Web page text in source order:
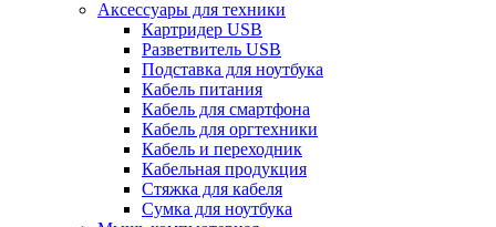
Аксессуары для техники
Картридер USB
Разветвитель USB
Подставка для ноутбука
Кабель питания
Кабель для смартфона
Кабель для оргтехники
Кабель и переходник
Кабельная продукция
Стяжка для кабеля
Сумка для ноутбука